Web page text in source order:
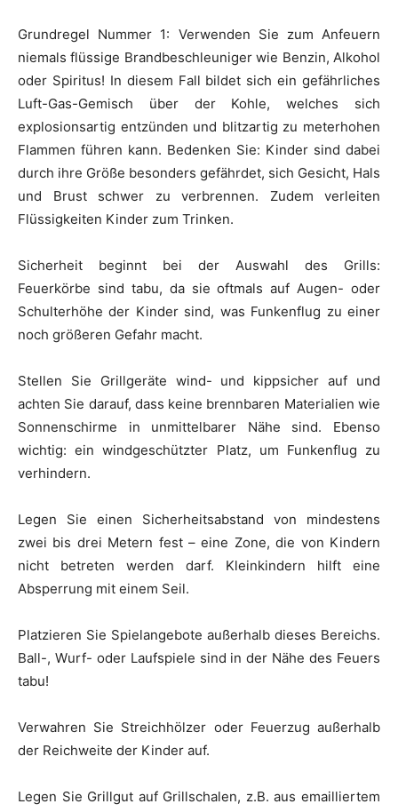
Grundregel Nummer 1: Verwenden Sie zum Anfeuern
niemals flüssige Brandbeschleuniger wie Benzin, Alkohol
oder Spiritus! In diesem Fall bildet sich ein gefährliches
Luft-Gas-Gemisch über der Kohle, welches sich
explosionsartig entzünden und blitzartig zu meterhohen
Flammen führen kann. Bedenken Sie: Kinder sind dabei
durch ihre Größe besonders gefährdet, sich Gesicht, Hals
und Brust schwer zu verbrennen. Zudem verleiten
Flüssigkeiten Kinder zum Trinken.
Sicherheit beginnt bei der Auswahl des Grills:
Feuerkörbe sind tabu, da sie oftmals auf Augen- oder
Schulterhöhe der Kinder sind, was Funkenflug zu einer
noch größeren Gefahr macht.
Stellen Sie Grillgeräte wind- und kippsicher auf und
achten Sie darauf, dass keine brennbaren Materialien wie
Sonnenschirme in unmittelbarer Nähe sind. Ebenso
wichtig: ein windgeschützter Platz, um Funkenflug zu
verhindern.
Legen Sie einen Sicherheitsabstand von mindestens
zwei bis drei Metern fest – eine Zone, die von Kindern
nicht betreten werden darf. Kleinkindern hilft eine
Absperrung mit einem Seil.
Platzieren Sie Spielangebote außerhalb dieses Bereichs.
Ball-, Wurf- oder Laufspiele sind in der Nähe des Feuers
tabu!
Verwahren Sie Streichhölzer oder Feuerzug außerhalb
der Reichweite der Kinder auf.
Legen Sie Grillgut auf Grillschalen, z.B. aus emailliertem